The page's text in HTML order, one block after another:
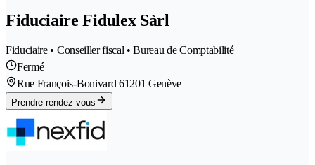
Fiduciaire Fidulex Sàrl
Fiduciaire • Conseiller fiscal • Bureau de Comptabilité
Fermé
Rue François-Bonivard 61201 Genève
Prendre rendez-vous